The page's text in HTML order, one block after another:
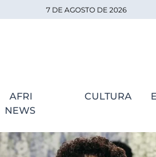
7 DE AGOSTO DE 2026
AFRI
NEWS
CULTURA